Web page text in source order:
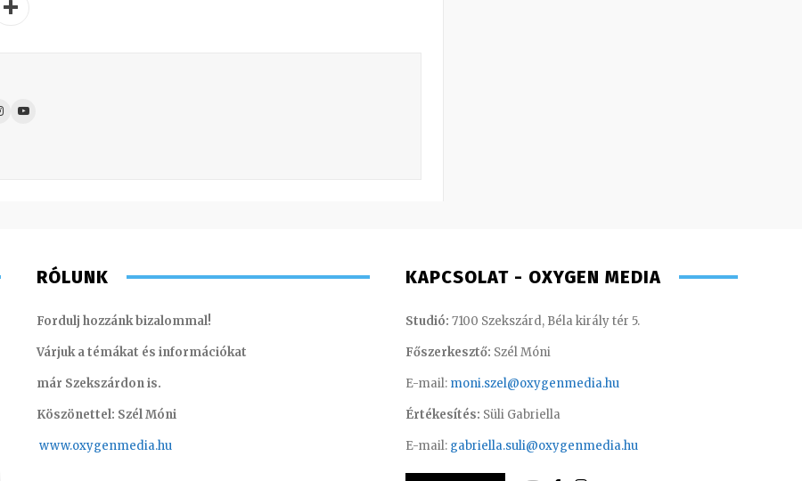
RÓLUNK
Fordulj hozzánk bizalommal!
Várjuk a témákat és információkat
már Szekszárdon is.
Köszönettel: Szél Móni
www.oxygenmedia.hu
KAPCSOLAT - OXYGEN MEDIA
Studió: 7100 Szekszárd, Béla király tér 5.
Főszerkesztő: Szél Móni
E-mail: moni.szel@oxygenmedia.hu
Értékesítés: Süli Gabriella
E-mail: gabriella.suli@oxygenmedia.hu